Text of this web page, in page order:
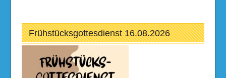
Frühstücksgottesdienst 16.08.2026